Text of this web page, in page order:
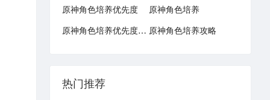
原神角色培养优先度
原神角色培养
原神角色培养优先度1.3 原神角色培养攻略
热门推荐